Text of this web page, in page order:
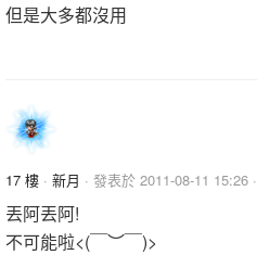
但是大多都沒用
17 樓 · 新月 · 發表於 2011-08-11 15:26 ·
丟阿丟阿!
不可能啦<(￣︶￣)>